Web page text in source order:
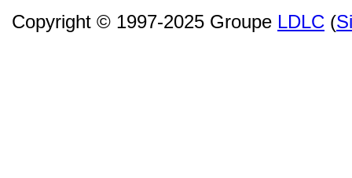
Copyright © 1997-2025 Groupe LDLC (